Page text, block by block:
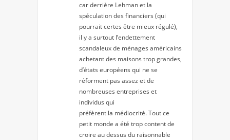
car derrière Lehman et la
spéculation des financiers (qui
pourrait certes être mieux régulé),
il y a surtout l’endettement
scandaleux de ménages américains
achetant des maisons trop grandes,
d’états européens qui ne se
réforment pas assez et de
nombreuses entreprises et
individus qui
préfèrent la médiocrité. Tout ce
petit monde a été trop content de
croire au dessus du raisonnable